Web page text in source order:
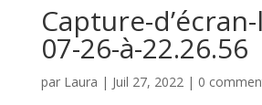
Capture-
07-26-à-22.26.56
par Laura | Juil 27, 2022| 0